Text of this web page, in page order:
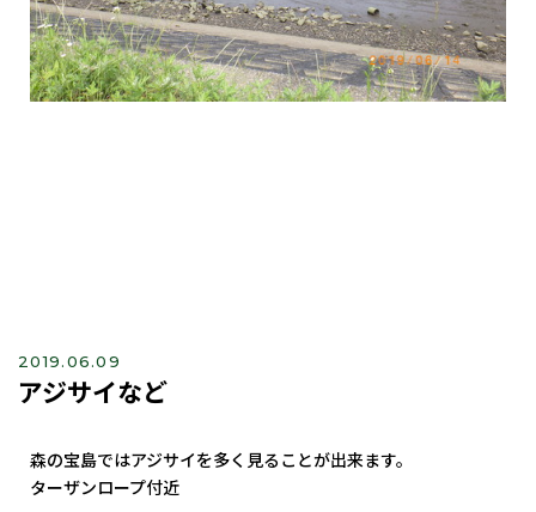
2019.06.09
アジサイなど
森の宝島ではアジサイを多く見ることが出来ます。
ターザンロープ付近